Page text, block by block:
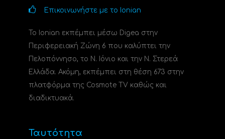
Επικοινωνήστε με το Ionian
Το Ionian εκπέμπει μέσω Digea στην
Περιφερειακή Ζώνη 6 που καλύπτει την
Πελοπόννησο, το N. Ιόνιο και την Ν. Στερεά
Ελλάδα. Ακόμη, εκπέμπει στη θέση 673 στην
πλατφόρμα της Cosmote TV καθώς και
διαδικτυακά.
Ταυτότητα